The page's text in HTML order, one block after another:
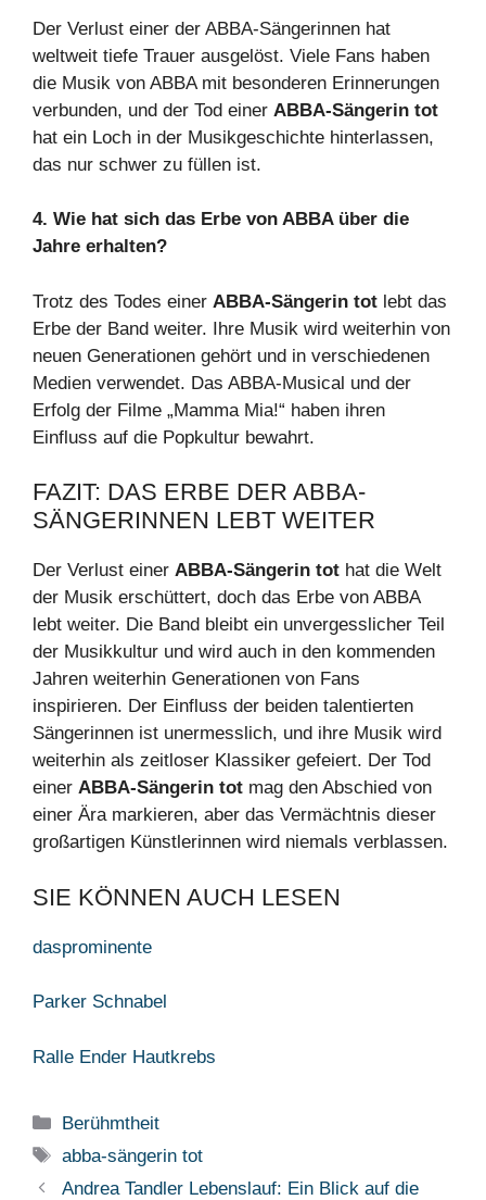
Der Verlust einer der ABBA-Sängerinnen hat
weltweit tiefe Trauer ausgelöst. Viele Fans haben
die Musik von ABBA mit besonderen Erinnerungen
verbunden, und der Tod einer ABBA-Sängerin tot
hat ein Loch in der Musikgeschichte hinterlassen,
das nur schwer zu füllen ist.
4. Wie hat sich das Erbe von ABBA über die
Jahre erhalten?
Trotz des Todes einer ABBA-Sängerin tot lebt das
Erbe der Band weiter. Ihre Musik wird weiterhin von
neuen Generationen gehört und in verschiedenen
Medien verwendet. Das ABBA-Musical und der
Erfolg der Filme „Mamma Mia!“ haben ihren
Einfluss auf die Popkultur bewahrt.
FAZIT: DAS ERBE DER ABBA-
SÄNGERINNEN LEBT WEITER
Der Verlust einer ABBA-Sängerin tot hat die Welt
der Musik erschüttert, doch das Erbe von ABBA
lebt weiter. Die Band bleibt ein unvergesslicher Teil
der Musikkultur und wird auch in den kommenden
Jahren weiterhin Generationen von Fans
inspirieren. Der Einfluss der beiden talentierten
Sängerinnen ist unermesslich, und ihre Musik wird
weiterhin als zeitloser Klassiker gefeiert. Der Tod
einer ABBA-Sängerin tot mag den Abschied von
einer Ära markieren, aber das Vermächtnis dieser
großartigen Künstlerinnen wird niemals verblassen.
SIE KÖNNEN AUCH LESEN
dasprominente
Parker Schnabel
Ralle Ender Hautkrebs
Categories
Berühmtheit
Tags
abba-sängerin tot
Andrea Tandler Lebenslauf: Ein Blick auf die